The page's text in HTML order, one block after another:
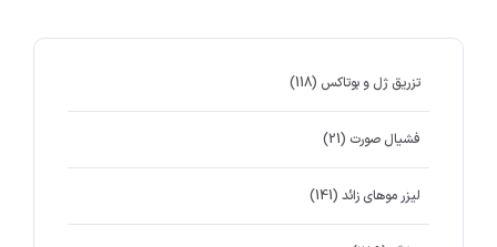
تزریق ژل و بوتاکس (118)
فشیال صورت (21)
لیزر موهای زائد (141)